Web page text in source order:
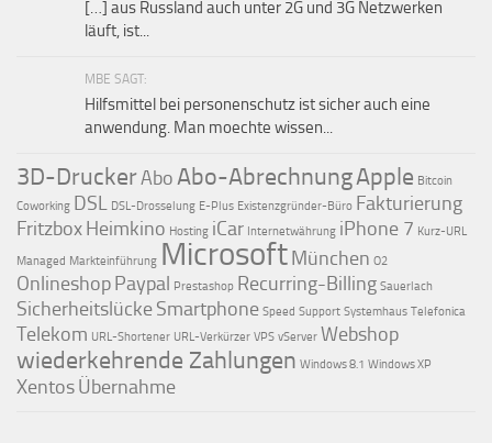
[…] aus Russland auch unter 2G und 3G Netzwerken
läuft, ist...
MBE SAGT:
Hilfsmittel bei personenschutz ist sicher auch eine
anwendung. Man moechte wissen...
3D-DruckerAbo Abo-AbrechnungApple Bitcoin
Coworking DSL DSL-Drosselung E-Plus Existenzgründer-Büro Fakturierung
Fritzbox Heimkino Hosting iCar Internetwährung iPhone 7 Kurz-URL
Managed Markteinführung Microsoft München O2
Onlineshop Paypal Prestashop Recurring-Billing Sauerlach
Sicherheitslücke Smartphone Speed Support Systemhaus Telefonica
Telekom URL-Shortener URL-Verkürzer VPS vServer Webshop
wiederkehrende Zahlungen Windows 8.1 Windows XP
Xentos Übernahme